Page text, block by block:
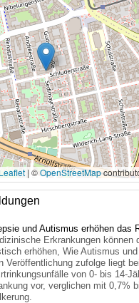
| ©OpenStreetMap
und Autismus erhöhen das
Erkrankungen können
erhöhen, Wie Autismus
Veröffentlichung zufolge liegt
von 0- bis 14-
vor, verglichen mit 0,7%